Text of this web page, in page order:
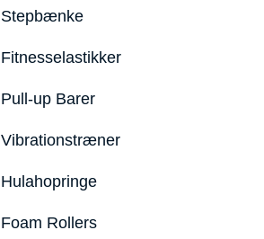
Stepbænke
Fitnesselastikker
Pull-up Barer
Vibrationstræner
Hulahopringe
Foam Rollers